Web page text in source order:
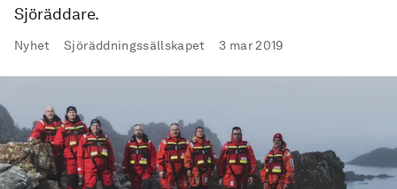
Sjöräddare.
Nyhet Sjöräddningssällskapet Publicerad
3 mar 2019